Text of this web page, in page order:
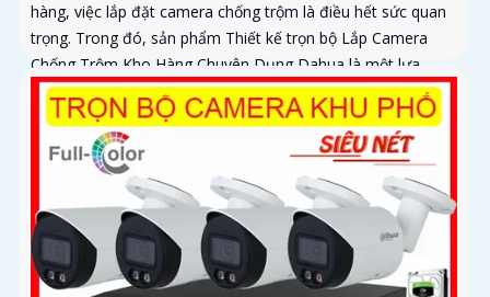
hàng, việc lắp đặt camera chống trộm là điều hết sức quan
trọng. Trong đó, sản phẩm Thiết kế trọn bộ Lắp Camera
Chống Trộm Kho Hàng Chuyên Dụng Dahua là một lựa
chọn thông minh